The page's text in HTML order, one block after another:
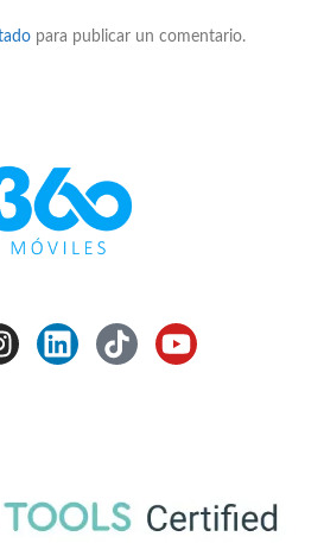
para publicar un comentario.